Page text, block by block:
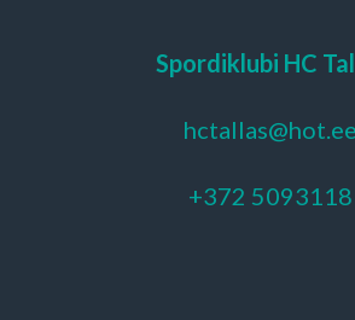
Spordiklubi HC
hctallas@hot.ee
+372 5093118